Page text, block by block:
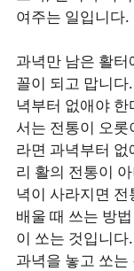
여주는 일입니다.
과녁만 남은 활
꼴이 되고 맙니
녁부터 없애야
서는 전통이 오
라면 과녁부터
리 활의 전통이
녁이 사라지면
배울 때 쓰는 방
이 쏘는 것입니
과녁을 놓고 쏘